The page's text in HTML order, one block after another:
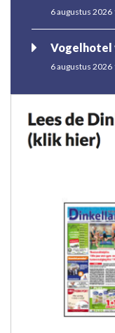
6 augustus 2026
Vogelhotel
6 augustus 2026